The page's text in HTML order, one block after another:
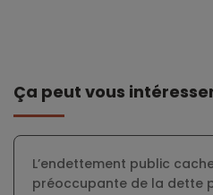
Ça peut vous
L’endettement public
préoccupante de la dette